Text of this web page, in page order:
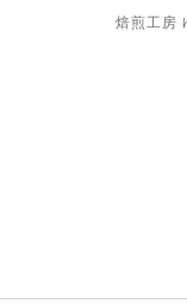
焙煎工房